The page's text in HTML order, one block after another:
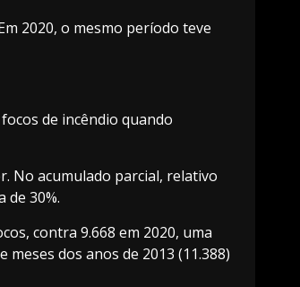
2020, o mesmo período teve
de incêndio quando
No acumulado parcial, relativo
de 30%.
contra 9.668 em 2020, uma
dos anos de 2013 (11.388)